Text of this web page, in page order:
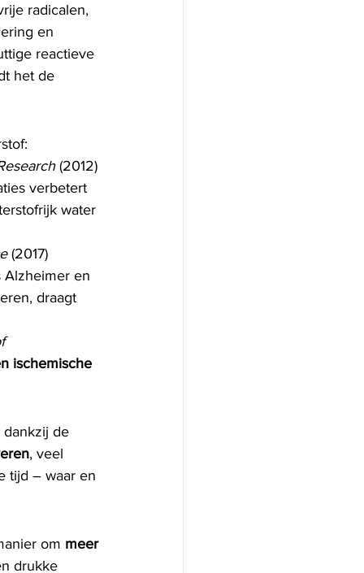
radicalen,
en
reactieve
het de
(2012)
verbetert
water
(2017)
Alzheimer en
draagt
ischemische
dankzij de
, veel
tijd – waar en
om meer
drukke